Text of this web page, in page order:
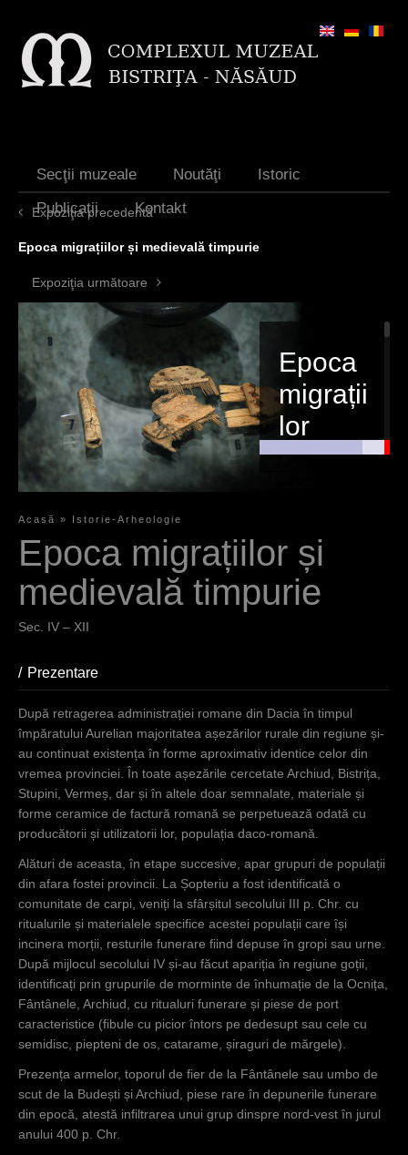
Secţii muzeale Noutăţi
Istoric
Publicaţii
Kontakt
Expoziţia precedentă
Epoca migrațiilor și medievală timpurie
Expoziţia următoare
Epoca
migrații
lor
romane din
Dacia în
timpul
împăratului
continuat
existența în
forme
aproximativ
identice celor
din vremea
provinciei.
În toate
așezările
cercetate
Archiud,
Bistrița,
Stupini,
Vermeș, dar
și în altele
doar
semnalate,
materiale și
forme
ceramice de
S
e
s
i
n
d
h
i
e
r
Acasă » Istorie-Arheologie
Epoca migrațiilor și
medievală timpurie
Sec. IV – XII
Prezentare
După retragerea administrației romane din Dacia în timpul
împăratului Aurelian majoritatea așezărilor rurale din regiune și-
au continuat existența în forme aproximativ identice celor din
vremea provinciei. În toate așezările cercetate Archiud, Bistrița,
Stupini, Vermeș, dar și în altele doar semnalate, materiale și
forme ceramice de factură romană se perpetuează odată cu
producătorii și utilizatorii lor, populația daco-romană.
Alături de aceasta, în etape succesive, apar grupuri de populații
din afara fostei provincii. La Șopteriu a fost identificată o
comunitate de carpi, veniți la sfârșitul secolului III p. Chr. cu
ritualurile și materialele specifice acestei populații care își
incinera morții, resturile funerare fiind depuse în gropi sau urne.
După mijlocul secolului IV și-au făcut apariția în regiune goții,
identificați prin grupurile de morminte de înhumație de la Ocnița,
Fântânele, Archiud, cu ritualuri funerare și piese de port
caracteristice (fibule cu picior întors pe dedesupt sau cele cu
semidisc, piepteni de os, catarame, șiraguri de mărgele).
Prezența armelor, toporul de fier de la Fântânele sau umbo de
scut de la Budești și Archiud, piese rare în depunerile funerare
din epocă, atestă infiltrarea unui grup dinspre nord-vest în jurul
anului 400 p. Chr.